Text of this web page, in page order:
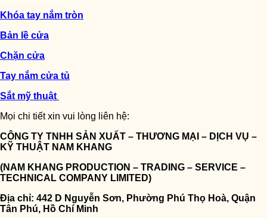
Khóa tay nắm tròn
Bản lề cửa
Chặn cửa
Tay nắm cửa tủ
Sắt mỹ thuật
Mọi chi tiết xin vui lòng liên hệ:
CÔNG TY TNHH SẢN XUẤT – THƯƠNG MẠI – DỊCH VỤ –
KỸ THUẬT NAM KHANG
(NAM KHANG PRODUCTION – TRADING – SERVICE –
TECHNICAL COMPANY LIMITED)
Địa chỉ: 442 D Nguyễn Sơn, Phường Phú Thọ Hoà, Quận
Tân Phú, Hồ Chí Minh